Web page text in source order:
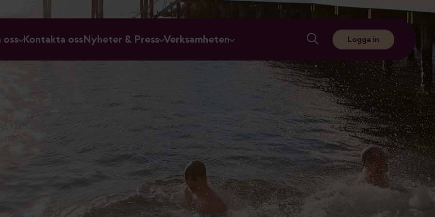
oss Kontakta ossNyheter & Press Verksamheten Logga in